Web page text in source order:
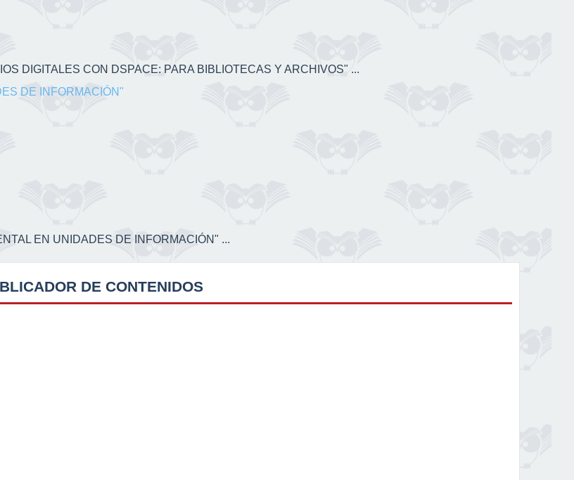
DIGITALES CON DSPACE: PARA BIBLIOTECAS Y ARCHIVOS" ...
DE INFORMACIÓN"
EN UNIDADES DE INFORMACIÓN" ...
DE CONTENIDOS